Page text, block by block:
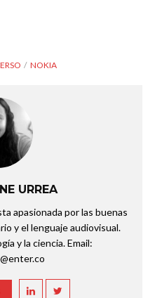
NOKIA
URREA
apasionada por las buenas
y el lenguaje audiovisual.
y la ciencia. Email: